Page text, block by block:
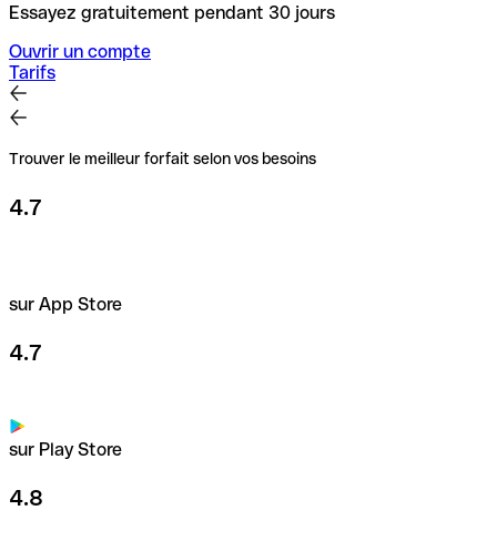
Essayez gratuitement pendant 30 jours
Ouvrir un compte
Tarifs
Trouver le meilleur forfait selon vos besoins
4.7
sur App Store
4.7
sur Play Store
4.8